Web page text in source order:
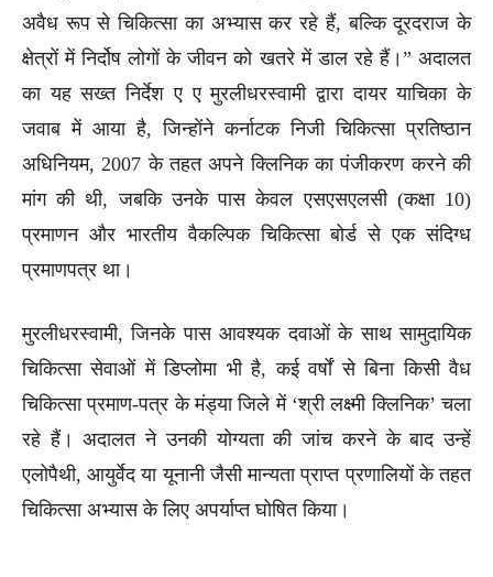
अवैध रूप से चिकित्सा का अभ्यास कर रहे हैं, बल्कि दूरदराज के
क्षेत्रों में निर्दोष लोगों के जीवन को खतरे में डाल रहे हैं।” अदालत
का यह सख्त निर्देश ए ए मुरलीधरस्वामी द्वारा दायर याचिका के
जवाब में आया है, जिन्होंने कर्नाटक निजी चिकित्सा प्रतिष्ठान
अधिनियम, 2007 के तहत अपने क्लिनिक का पंजीकरण करने की
मांग की थी, जबकि उनके पास केवल एसएसएलसी (कक्षा 10)
प्रमाणन और भारतीय वैकल्पिक चिकित्सा बोर्ड से एक संदिग्ध
प्रमाणपत्र था।
मुरलीधरस्वामी, जिनके पास आवश्यक दवाओं के साथ सामुदायिक
चिकित्सा सेवाओं में डिप्लोमा भी है, कई वर्षों से बिना किसी वैध
चिकित्सा प्रमाण-पत्र के मंड्या जिले में ‘श्री लक्ष्मी क्लिनिक’ चला
रहे हैं। अदालत ने उनकी योग्यता की जांच करने के बाद उन्हें
एलोपैथी, आयुर्वेद या यूनानी जैसी मान्यता प्राप्त प्रणालियों के तहत
चिकित्सा अभ्यास के लिए अपर्याप्त घोषित किया।